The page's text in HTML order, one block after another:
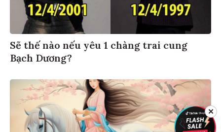
Sẽ thế nào nếu yêu 1 chàng trai cung
Bạch Dương?
✕